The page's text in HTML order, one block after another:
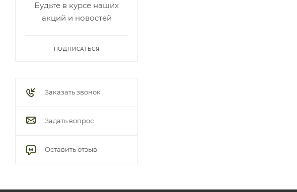
Будьте в курсе наших
акций и новостей
ПОДПИСАТЬСЯ
Заказать звонок
Задать вопрос
Оставить отзыв